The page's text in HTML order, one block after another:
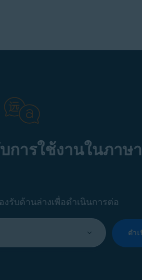
การใช้งานในภาษ
รับด้านล่างเพื่อดำเนินการต่อ
ดำ